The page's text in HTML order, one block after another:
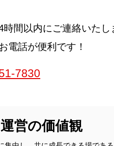
間以内にご連絡いたし
電話が便利です！
7830
営の価値観